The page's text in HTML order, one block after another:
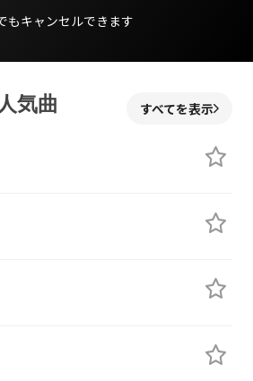
もキャンセルできます
気曲 すべてを表示